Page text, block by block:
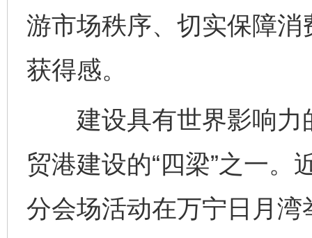
游市场秩序、切实保障
获得感。
建设具有世界影响力
贸港建设的“四梁”之一。
分会场活动在万宁日月